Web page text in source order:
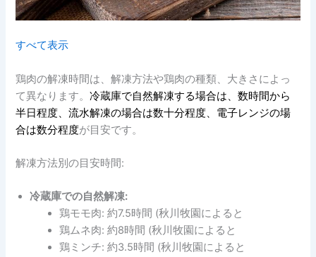
すべて表示
鶏肉の解凍時間は、解凍方法や鶏肉の種類、大きさによっ
て異なります。冷蔵庫で自然解凍する場合は、数時間から
半日程度、流水解凍の場合は数十分程度、電子レンジの場
合は数分程度が目安です。
解凍方法別の目安時間:
冷蔵庫での自然解凍:
鶏モモ肉: 約7.5時間 (秋川牧園によると
鶏ムネ肉: 約8時間 (秋川牧園によると
鶏ミンチ: 約3.5時間 (秋川牧園によると